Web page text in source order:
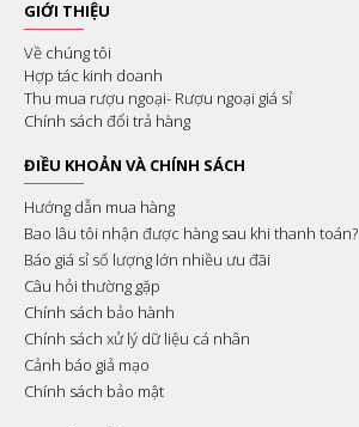
GIỚI THIỆU
Về chúng tôi
Hợp tác kinh doanh
Thu mua rượu ngoại- Rượu ngoại giá sỉ
Chính sách đổi trả hàng
ĐIỀU KHOẢN VÀ CHÍNH SÁCH
Hướng dẫn mua hàng
Bao lâu tôi nhận được hàng sau khi thanh toán?
Báo giá sỉ số lượng lớn nhiều ưu đãi
Câu hỏi thường gặp
Chính sách bảo hành
Chính sách xử lý dữ liệu cá nhân
Cảnh báo giả mạo
Chính sách bảo mật